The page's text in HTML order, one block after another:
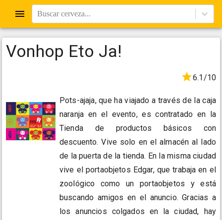
Buscar cerveza...
Vonhop Eto Ja!
6.1/10
Pots-ajaja, que ha viajado a través de la caja
naranja en el evento, es contratado en la
Tienda de productos básicos con
descuento. Vive solo en el almacén al lado
de la puerta de la tienda. En la misma ciudad
vive el portaobjetos Edgar, que trabaja en el
zoológico como un portaobjetos y está
buscando amigos en el anuncio. Gracias a
los anuncios colgados en la ciudad, hay